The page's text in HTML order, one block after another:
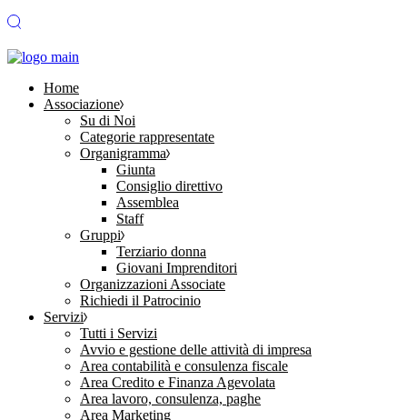
Home
Associazione
Su di Noi
Categorie rappresentate
Organigramma
Giunta
Consiglio direttivo
Assemblea
Staff
Gruppi
Terziario donna
Giovani Imprenditori
Organizzazioni Associate
Richiedi il Patrocinio
Servizi
Tutti i Servizi
Avvio e gestione delle attività di impresa
Area contabilità e consulenza fiscale
Area Credito e Finanza Agevolata
Area lavoro, consulenza, paghe
Area Marketing